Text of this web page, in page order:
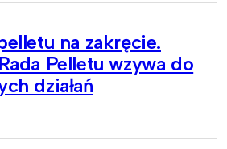
na zakręcie.
Pelletu wzywa do
działań